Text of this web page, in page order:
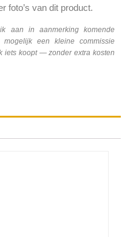
foto’s van dit product.
aan in aanmerking komende
een kleine commissie
iets koopt — zonder extra kosten